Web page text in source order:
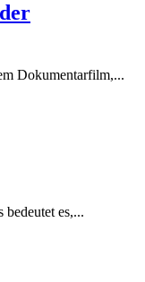
Dokumentarfilm,...
es,...